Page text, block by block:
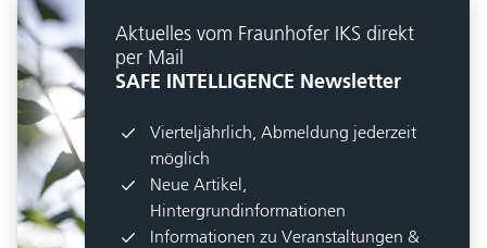
Aktuelles vom Fraunhofer IKS direkt
per Mail
SAFE INTELLIGENCE Newsletter
Vierteljährlich, Abmeldung jederzeit
möglich
Neue Artikel,
Hintergrundinformationen
Informationen zu Veranstaltungen &